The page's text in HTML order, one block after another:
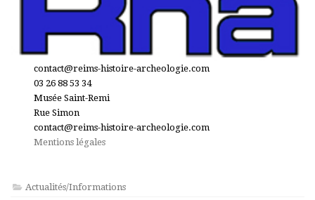
contact@reims-histoire-archeologie.com
03 26 88 53 34
Musée Saint-Remi
Rue Simon
contact@reims-histoire-archeologie.com
Mentions légales
Actualités/Informations